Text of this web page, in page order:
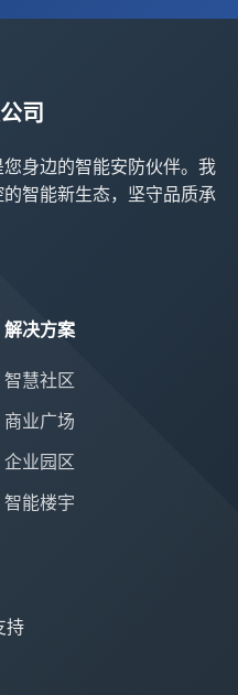
司
身边的智能安防伙伴。我
智能新生态，坚守品质承
解决方案
智慧社区
商业广场
企业园区
智能楼宇
持